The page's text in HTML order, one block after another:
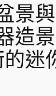
景
造
迷